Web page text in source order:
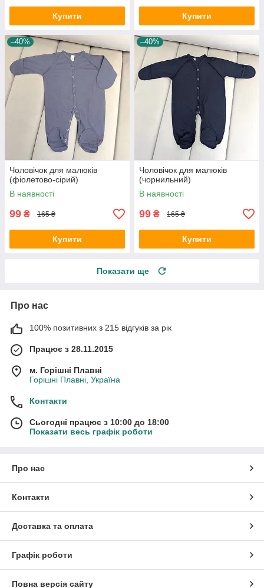
Купити Купити
–40%
Чоловічок для малюків
(фіолетово-сірий)
В наявності
99 ₴ 165 ₴
Купити
–40%
Чоловічок для малюків
(чорнильний)
В наявності
99 ₴ 165 ₴
Купити
Показати ще
Про нас
100% позитивних з 215 відгуків за рік
Працює з 28.11.2015
м. Горішні Плавні
Горішні Плавні, Україна
Контакти
Сьогодні працює з 10:00 до 18:00
Показати весь графік роботи
Про нас
Контакти
Доставка та оплата
Графік роботи
Повна версія сайту